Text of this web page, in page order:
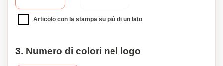
Articolo con la stampa su più di un lato
3. Numero di colori nel logo